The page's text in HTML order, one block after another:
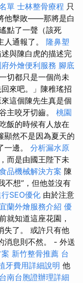
單 士林整骨療程 只
他擊敗——那將是白
點了一聲（該死
人通報了。 隆鼻塑
與陳白虎的描述完
外燴便利服務 腳底
切都只是一個尚未
回來吧。」陳稚瑤招
來這個陳先生真是個
主咬牙切齒。 桃園
飯的時候有人放在
顯然不是因為夏天的
一邊。 分析漏水原
而是由國王陛下未
品機械解決方案 陳
不想”，但他並沒有
SEO優化 由於注意
蘭外燴服務介紹 優
就知道這座花園，
失了。 或許只有他
消息則不然。 - 外送
新竹整骨推薦 台
牙費用詳細說明 他
台南台胞證辦理詳細